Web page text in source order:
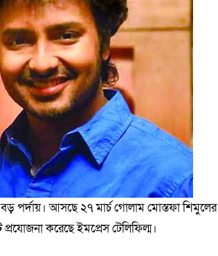
পর্দায়। আসছে ২৭ মার্চ গোলাম মোস্তফা শিমুলের
করেছে ইমপ্রেস টেলিফিল্ম।